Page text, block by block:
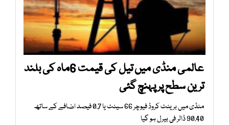
عالمی منڈی میں تیل کی قیمت 6ماہ کی بلند
ترین سطح پر پہنچ گئی
منڈی میں برینٹ کروڈ فیوچر 66 سینٹ یا 0.7 فیصد اضافے کے ساتھ
90.40 ڈالر فی بیرل ہو گیا